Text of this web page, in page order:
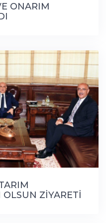
ONARIM
ZİYARETİ